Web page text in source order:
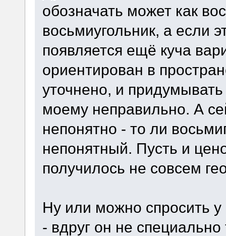
обозначать может как
восьмиугольник, а если
появляется ещё куча
ориентирован в
уточнено, и
моему неправильно. А
непонятно - то ли
непонятный. Пусть и
получилось не совсем
Ну или можно спросить у
- вдруг он не специально